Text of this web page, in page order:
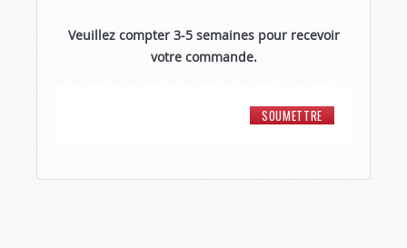
Veuillez compter 3-5 semaines pour recevoir
votre commande.